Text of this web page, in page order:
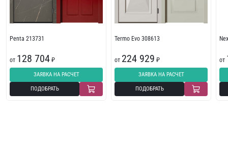
Penta 213731
от 128 704 ₽
ЗАЯВКА НА РАСЧЕТ
ПОДОБРАТЬ
Termo Evo 308613
от 224 929 ₽
ЗАЯВКА НА РАСЧЕТ
ПОДОБРАТЬ
от